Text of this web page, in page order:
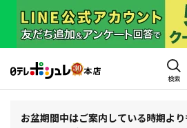
検索
お盆期間中はご案内している時期よ